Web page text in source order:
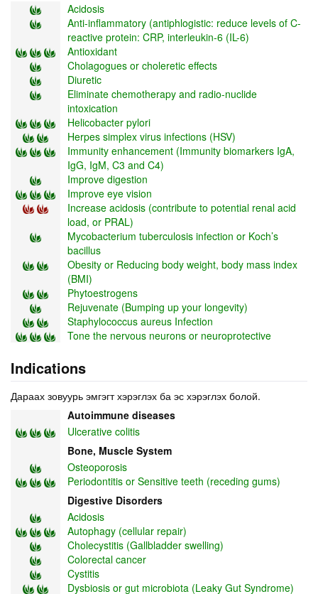
Acidosis
Anti-inflammatory (antiphlogistic: reduce levels of C-
reactive protein: CRP, interleukin-6 (IL-6)
Antioxidant
Cholagogues or choleretic effects
Diuretic
Eliminate chemotherapy and radio-nuclide
intoxication
Helicobacter pylori
Herpes simplex virus infections (HSV)
Immunity enhancement (Immunity biomarkers IgA,
IgG, IgM, C3 and C4)
Improve digestion
Improve eye vision
Increase acidosis (contribute to potential renal acid
load, or PRAL)
Mycobacterium tuberculosis infection or Koch’s
bacillus
Obesity or Reducing body weight, body mass index
(BMI)
Phytoestrogens
Rejuvenate (Bumping up your longevity)
Staphylococcus aureus Infection
Tone the nervous neurons or neuroprotective
Indications
Дараах зовуурь эмгэгт хэрэглэх ба эс хэрэглэх болой.
Autoimmune diseases
Ulcerative colitis
Bone, Muscle System
Osteoporosis
Periodontitis or Sensitive teeth (receding gums)
Digestive Disorders
Acidosis
Autophagy (cellular repair)
Cholecystitis (Gallbladder swelling)
Colorectal cancer
Cystitis
Dysbiosis or gut microbiota (Leaky Gut Syndrome)